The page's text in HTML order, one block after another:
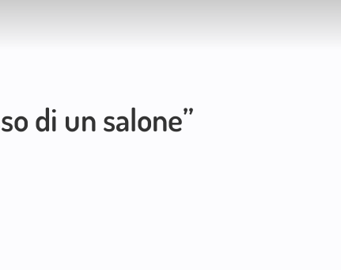
di un salone”